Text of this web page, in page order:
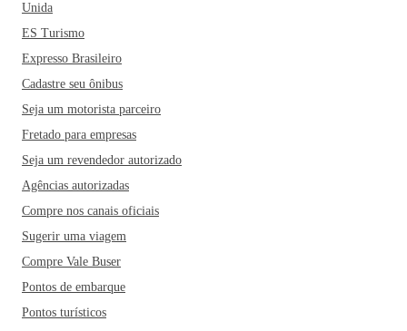
Unida
ES Turismo
Expresso Brasileiro
Cadastre seu ônibus
Seja um motorista parceiro
Fretado para empresas
Seja um revendedor autorizado
Agências autorizadas
Compre nos canais oficiais
Sugerir uma viagem
Compre Vale Buser
Pontos de embarque
Pontos turísticos